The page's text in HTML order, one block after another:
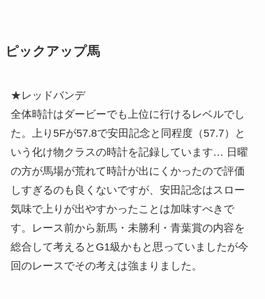
ピックアップ馬
★レッドバンデ
全体時計はダービーでも上位に行けるレベルでし
た。上り5Fが57.8で安田記念と同程度（57.7）と
いう化け物クラスの時計を記録しています… 日曜
の方が馬場が荒れて時計が出にくかったので評価
しすぎるのも良くないですが、安田記念はスロー
気味で上りが出やすかったことは加味すべきで
す。レース前から新馬・未勝利・青葉賞の内容を
総合して考えるとG1級かもと思っていましたが今
回のレースでその考えは強まりました。